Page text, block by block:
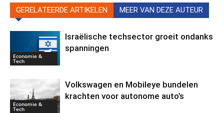
GERELATEERDE ARTIKELEN MEER VAN DEZE AUTEUR
Economie &
Tech
Israëlische techsector groeit ondanks
spanningen
Economie &
Tech
Volkswagen en Mobileye bundelen
krachten voor autonome auto’s